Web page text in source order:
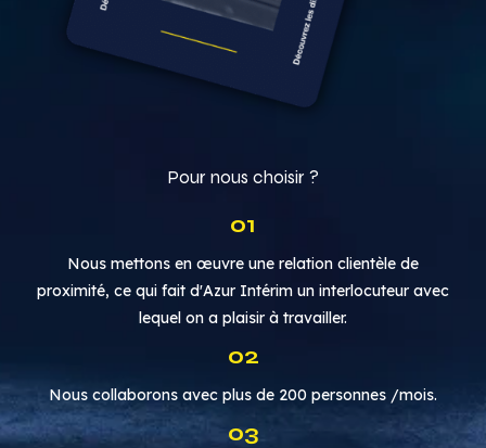
Pour nous choisir ?
01
Nous mettons en œuvre une relation clientèle de
proximité, ce qui fait d'Azur Intérim un interlocuteur avec
lequel on a plaisir à travailler.
02
Nous collaborons avec plus de 200 personnes /mois.
03